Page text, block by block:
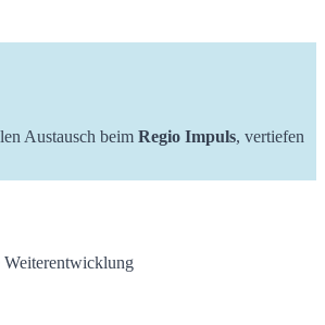
Austausch beim Regio Impuls, vertiefen
Weiterentwicklung